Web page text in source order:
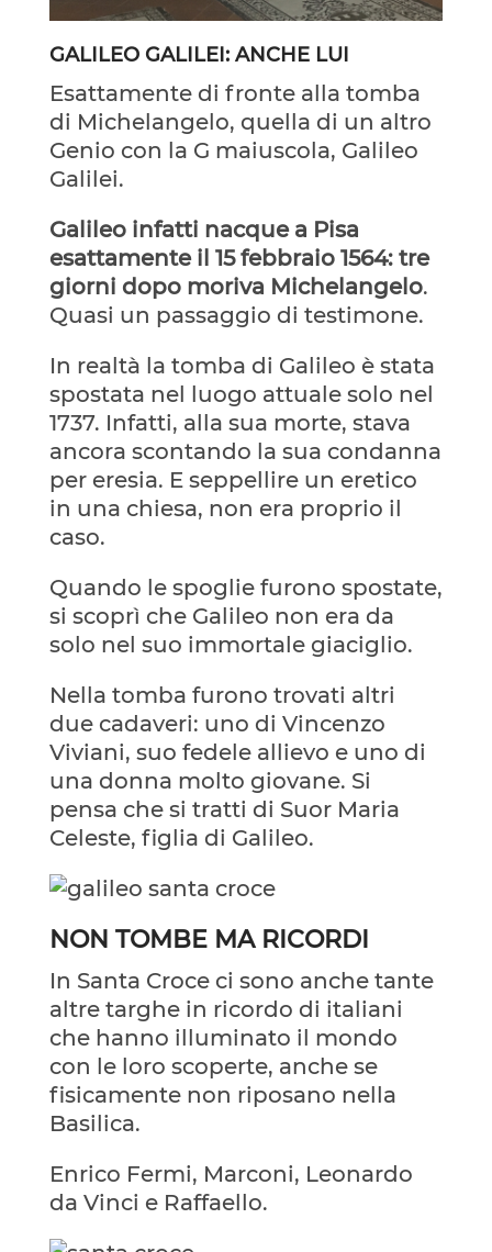
GALILEO GALILEI: ANCHE LUI
Esattamente di fronte alla tomba
di Michelangelo, quella di un altro
Genio con la G maiuscola, Galileo
Galilei.
Galileo infatti nacque a Pisa
esattamente il 15 febbraio 1564: tre
giorni dopo moriva Michelangelo.
Quasi un passaggio di testimone.
In realtà la tomba di Galileo è stata
spostata nel luogo attuale solo nel
1737. Infatti, alla sua morte, stava
ancora scontando la sua condanna
per eresia. E seppellire un eretico
in una chiesa, non era proprio il
caso.
Quando le spoglie furono spostate,
si scoprì che Galileo non era da
solo nel suo immortale giaciglio.
Nella tomba furono trovati altri
due cadaveri: uno di Vincenzo
Viviani, suo fedele allievo e uno di
una donna molto giovane. Si
pensa che si tratti di Suor Maria
Celeste, figlia di Galileo.
NON TOMBE MA RICORDI
In Santa Croce ci sono anche tante
altre targhe in ricordo di italiani
che hanno illuminato il mondo
con le loro scoperte, anche se
fisicamente non riposano nella
Basilica.
Enrico Fermi, Marconi, Leonardo
da Vinci e Raffaello.